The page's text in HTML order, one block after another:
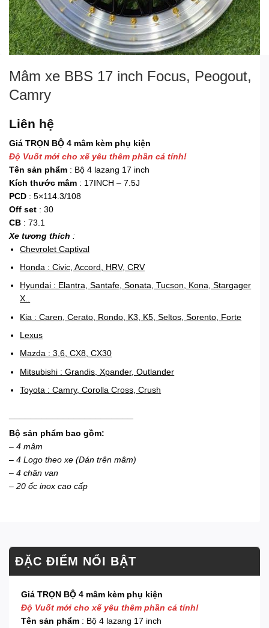
Mâm xe BBS 17 inch Focus, Peogout,
Camry
Liên hệ
Giá TRỌN BỘ 4 mâm kèm phụ kiện
Độ Vuốt mới cho xế yêu thêm phần cá tính!
Tên sản phẩm : Bộ 4 lazang 17 inch
Kích thước mâm : 17INCH – 7.5J
PCD : 5×114.3/108
Off set : 30
CB : 73.1
Xe tương thích :
Chevrolet Captival
Honda : Civic, Accord, HRV, CRV
Hyundai : Elantra, Santafe, Sonata, Tucson, Kona, Stargager
X..
Kia : Caren, Cerato, Rondo, K3, K5, Seltos, Sorento, Forte
Lexus
Mazda : 3,6, CX8, CX30
Mitsubishi : Grandis, Xpander, Outlander
Toyota : Camry, Corolla Cross, Crush
Bộ sản phẩm bao gồm:
– 4 mâm
– 4 Logo theo xe (Dán trên mâm)
– 4 chân van
– 20 ốc inox cao cấp
ĐẶC ĐIỂM NỔI BẬT
Giá TRỌN BỘ 4 mâm kèm phụ kiện
Độ Vuốt mới cho xế yêu thêm phần cá tính!
Tên sản phẩm : Bộ 4 lazang 17 inch